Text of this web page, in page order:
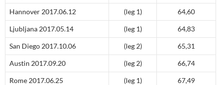
Hannover 2017.06.12 (leg 1) 64,60
Ljubljana 2017.05.14 (leg 1) 64,83
San Diego 2017.10.06 (leg 2) 65,31
Austin 2017.09.20 (leg 2) 66,74
Rome 2017.06.25 (leg 1) 67,49